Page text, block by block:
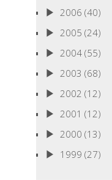
2006 (40)
2005 (24)
2004 (55)
2003 (68)
2002 (12)
2001 (12)
2000 (13)
1999 (27)